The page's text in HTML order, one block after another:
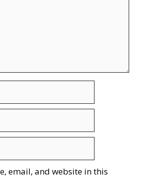
email, and website in this